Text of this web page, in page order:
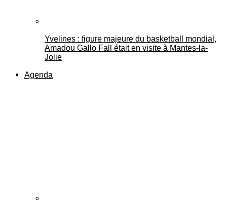
Yvelines : figure majeure du basketball mondial,
Amadou Gallo Fall était en visite à Mantes-la-
Jolie
Agenda